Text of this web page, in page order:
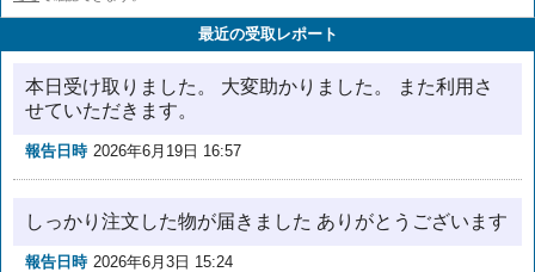
最近の受取レポート
本日受け取りました。 大変助かりました。 また利用さ
せていただきます。
報告日時 2026年6月19日 16:57
しっかり注文した物が届きました ありがとうございます
報告日時 2026年6月3日 15:24